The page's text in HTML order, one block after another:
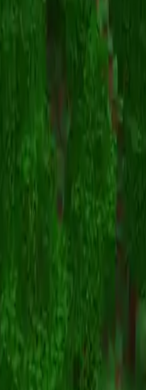
FrozenStarGalaxy
스킨 목록으로 돌아가기